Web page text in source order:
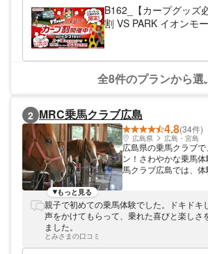
B162_【カープグッズ
割 VS PARK イオンモ
全8件のプランから選
2 MRC乗馬クラブ広島
4.8(34件)
広島県 広島・宮島
広島県の乗馬クラブ
ン！さわやかな乗馬
馬クラブ広島では、
から、無料送迎あり
頭、駐車場は100台収
い。明るく気さくな
ポートいたします。
もっと見る
親子で初めての乗馬体験でした。ドキドキ
声をかけてもらって、乗れた喜びと楽しさ
ました。
とみさまの口コミ